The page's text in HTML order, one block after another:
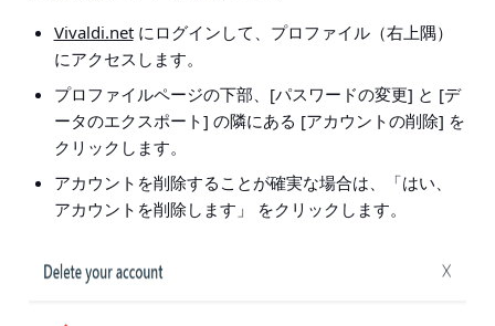
Vivaldi.netにログインして、プロファイル（右上隅）
にアクセスします。
プロファイルページの下部、[パスワードの変更] と [デ
ータのエクスポート] の隣にある [アカウントの削除] を
クリックします。
アカウントを削除することが確実な場合は、「はい、
アカウントを削除します」 をクリックします。